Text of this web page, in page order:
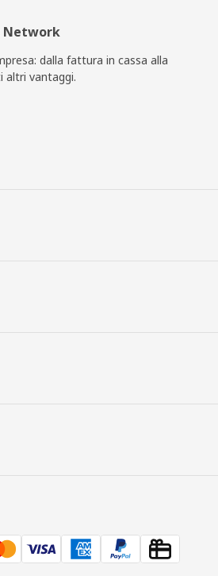
Network
dalla fattura in cassa alla
altri vantaggi.